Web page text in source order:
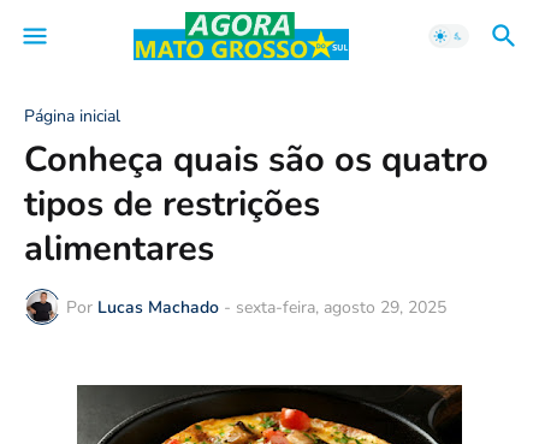
Página inicial
Conheça quais são os quatro
tipos de restrições
alimentares
Por Lucas Machado - sexta-feira, agosto 29, 2025